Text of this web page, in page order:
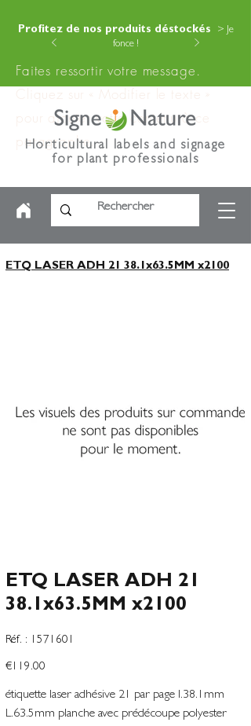
Profitez de nos produits déstockés
> Je
fonce !
Faites ressortir votre message.
Cliquez sur « Modifier le texte »
pour ajouter votre contenu à ce
paragraphe.
Horticultural labels and signage
for plant professionals
ETQ LASER ADH 21 38.1x63.5MM x2100
ETQ LASER ADH 21
38.1x63.5MM x2100
Réf. :
SKU
1571601
1571601
Price
€119.00
étiquette laser adhésive 21 par page l.38.1mm
L.63.5mm planche avec prédécoupe polyester